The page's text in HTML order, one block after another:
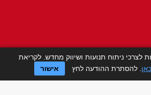
Click a Table
לצרכי ניתוח תנועות ושיווק מחדש. לקריאת
. להסתרת ההודעה לחץ אישור